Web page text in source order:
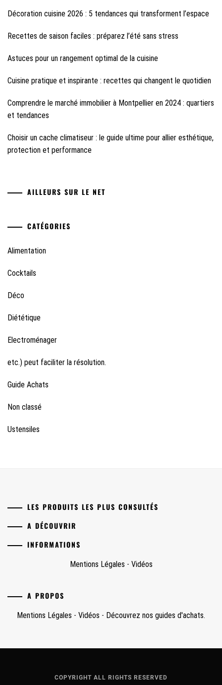
Décoration cuisine 2026 : 5 tendances qui transforment l’espace
Recettes de saison faciles : préparez l’été sans stress
Astuces pour un rangement optimal de la cuisine
Cuisine pratique et inspirante : recettes qui changent le quotidien
Comprendre le marché immobilier à Montpellier en 2024 : quartiers
et tendances
Choisir un cache climatiseur : le guide ultime pour allier esthétique,
protection et performance
AILLEURS SUR LE NET
CATÉGORIES
Alimentation
Cocktails
Déco
Diététique
Electroménager
etc.) peut faciliter la résolution.
Guide Achats
Non classé
Ustensiles
LES PRODUITS LES PLUS CONSULTÉS
A DÉCOUVRIR
INFORMATIONS
Mentions Légales - Vidéos
A PROPOS
Mentions Légales - Vidéos - Découvrez nos guides d'achats.
COPYRIGHT ALL RIGHTS RESERVED